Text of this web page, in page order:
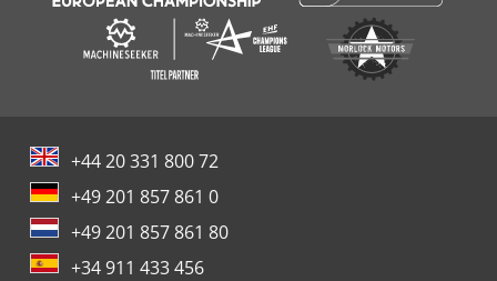
+44 20 331 800 72
+49 201 857 861 0
+49 201 857 861 80
+34 911 433 456